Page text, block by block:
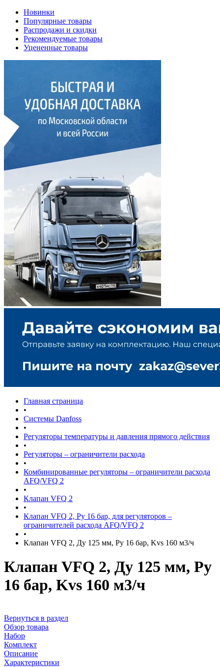
Новинки
Популярные товары
Распродажи и скидки
Рекомендуемые товары
Уцененные товары
Главная страница
•
Системы Danfoss
•
Регуляторы температуры и давления прямого действия
•
Регуляторы – ограничители расхода
•
Комбинированные регуляторы – ограничители расхода
AFQ/VFQ 2
•
Клапан VFQ 2
•
Клапан VFQ 2, Ру 16 бар, для регуляторов –
ограничителей расхода AFQ/VFQ 2
•
Клапан VFQ 2, Ду 125 мм, Ру 16 бар, Kvs 160 м3/ч
Клапан VFQ 2, Ду 125 мм, Ру
16 бар, Kvs 160 м3/ч
Вернуться в раздел
Обзор товара
Набор
Комплект
Описание
Характеристики